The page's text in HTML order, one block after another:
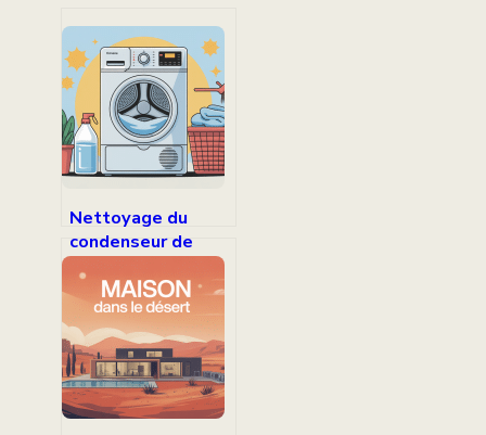
Nettoyage du
condenseur de
sèche-linge pompe
à chaleur :
méthode simple et
sûre